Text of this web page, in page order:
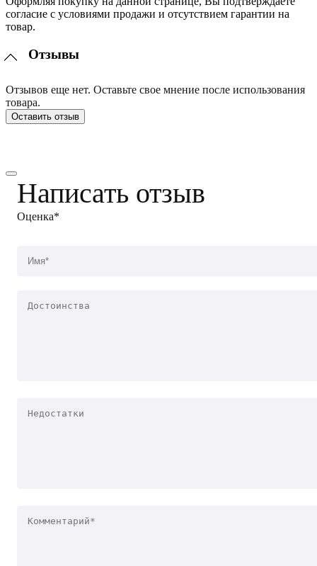
согласие с условиями продажи и отсутствием гарантии на
товар.
Отзывы
Отзывов еще нет. Оставьте свое мнение после использования
товара.
Оставить отзыв
Написать отзыв
Оценка*